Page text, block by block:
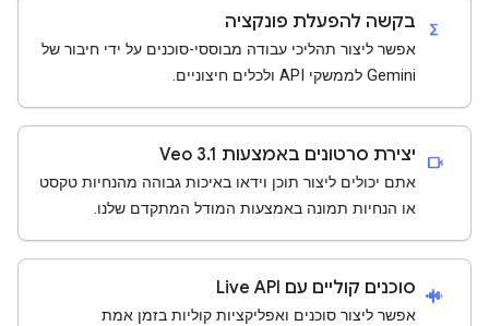
functions בקשה להפעלת פונקציה
אפשר ליצור תהליכי עבודה מבוססי-סוכנים על ידי חיבור של
Gemini לממשקי API ולכלים חיצוניים.
videocam יצירת סרטונים באמצעות Veo 3.1
אתם יכולים ליצור תוכן וידאו באיכות גבוהה מהנחיות טקסט
או הנחיות תמונה באמצעות המודל המתקדם שלנו.
android_recorder סוכנים קוליים עם Live API
אפשר ליצור סוכנים ואפליקציות קוליות בזמן אמת